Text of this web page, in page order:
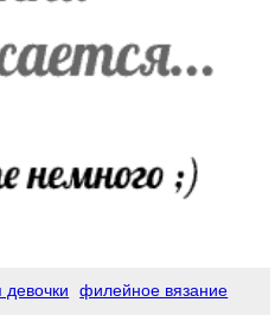
девочки филейное вязание